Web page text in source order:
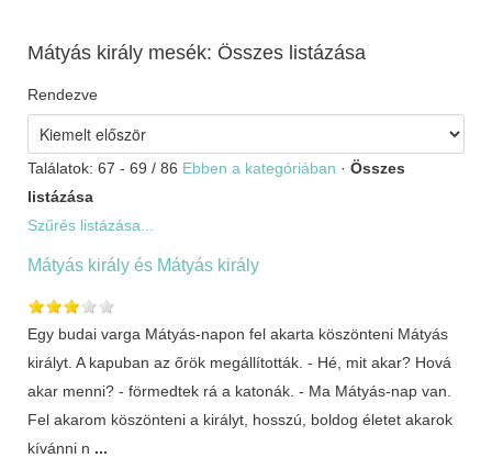
Mátyás király mesék: Összes listázása
Rendezve
Találatok: 67 - 69 / 86 Ebben a kategóriában · Összes
listázása
Szűrés listázása...
Mátyás király és Mátyás király
Egy budai varga Mátyás-napon fel akarta köszönteni Mátyás
királyt. A kapuban az őrök megállították. - Hé, mit akar? Hová
akar menni? - förmedtek rá a katonák. - Ma Mátyás-nap van.
Fel akarom köszönteni a királyt, hosszú, boldog életet akarok
kívánni n ...